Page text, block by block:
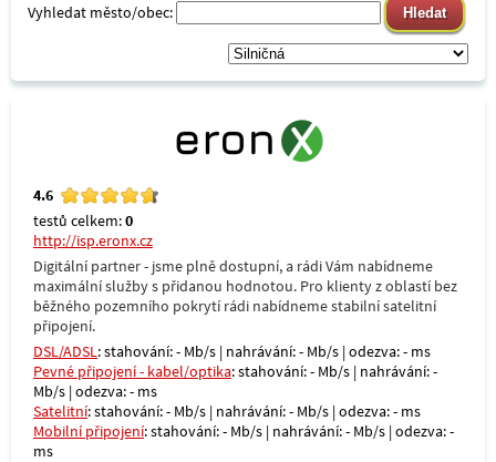
Vyhledat město/obec:
4.6
testů celkem:0
http://isp.eronx.cz
Digitální partner - jsme plně dostupní, a rádi Vám nabídneme
maximální služby s přidanou hodnotou. Pro klienty z oblastí bez
běžného pozemního pokrytí rádi nabídneme stabilní satelitní
připojení.
DSL/ADSL: stahování: - Mb/s | nahrávání: - Mb/s | odezva: - ms
Pevné připojení - kabel/optika: stahování: - Mb/s | nahrávání: -
Mb/s | odezva: - ms
Satelitní: stahování: - Mb/s | nahrávání: - Mb/s | odezva: - ms
Mobilní připojení: stahování: - Mb/s | nahrávání: - Mb/s | odezva: -
ms